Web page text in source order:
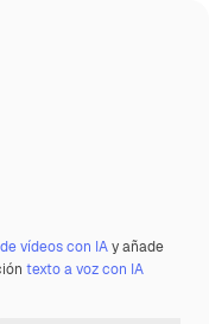
vídeos con IAy añade
texto a voz con IA